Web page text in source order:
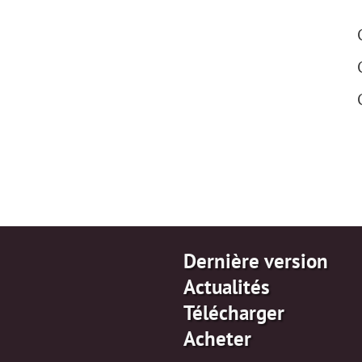
Comment vieillir une photo
Tonification des couleurs
Nouvelle couleur des yeux
Dernière version
Actualités
Télécharger
Acheter